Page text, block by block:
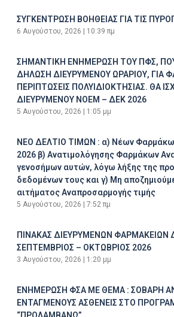
ΣΥΓΚΕΝΤΡΩΣΗ ΒΟΗΘΕΙΑΣ ΓΙΑ ΤΙΣ
6 Αυγούστου, 2026 10:39 πμ
ΣΗΜΑΝΤΙΚΗ ΕΝΗΜΕΡΩΣΗ ΤΟΥ ΠΦΣ,
ΔΗΛΩΣΗ ΔΙΕΥΡΥΜΕΝΟΥ ΩΡΑΡΙΟΥ, ΓΙΑ
ΠΕΡΙΠΤΩΣΕΙΣ ΠΟΛΥΙΔΙΟΚΤΗΣΙΑΣ. ΘΑ
ΔΙΕΥΡΥΜΕΝΟΥ ΝΟΕΜ – ΔΕΚ 2026
5 Αυγούστου, 2026 1:05 μμ
ΝΕΟ ΔΕΛΤΙΟ ΤΙΜΩΝ : α) Νέων
2026 β) Ανατιμολόγησης Φαρμάκων
γενοσήμων αυτών, λόγω λήξης της
δεδομένων τους και γ) Μη
αιτήματος Αναπροσαρμογής τιμής
5 Αυγούστου, 2026 7:52 πμ
ΠΙΝΑΚΑΣ ΔΙΕΥΡΥΜΕΝΩΝ ΦΑΡΜΑΚΕΙΩΝ
ΣΕΠΤΕΜΒΡΙΟΣ – ΟΚΤΩΒΡΙΟΣ 2026
3 Αυγούστου, 2026 1:20 μμ
ΕΝΗΜΕΡΩΣΗ ΦΣΑ ΜΕ ΘΕΜΑ : ΣΟΒΑΡΗ
ΕΝΤΑΓΜΕΝΟΥΣ ΑΣΘΕΝΕΙΣ ΣΤΟ
“ΠΡΟΛΑΜΒΑΝΩ”